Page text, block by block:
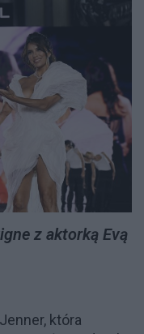
z aktorką Evą
która